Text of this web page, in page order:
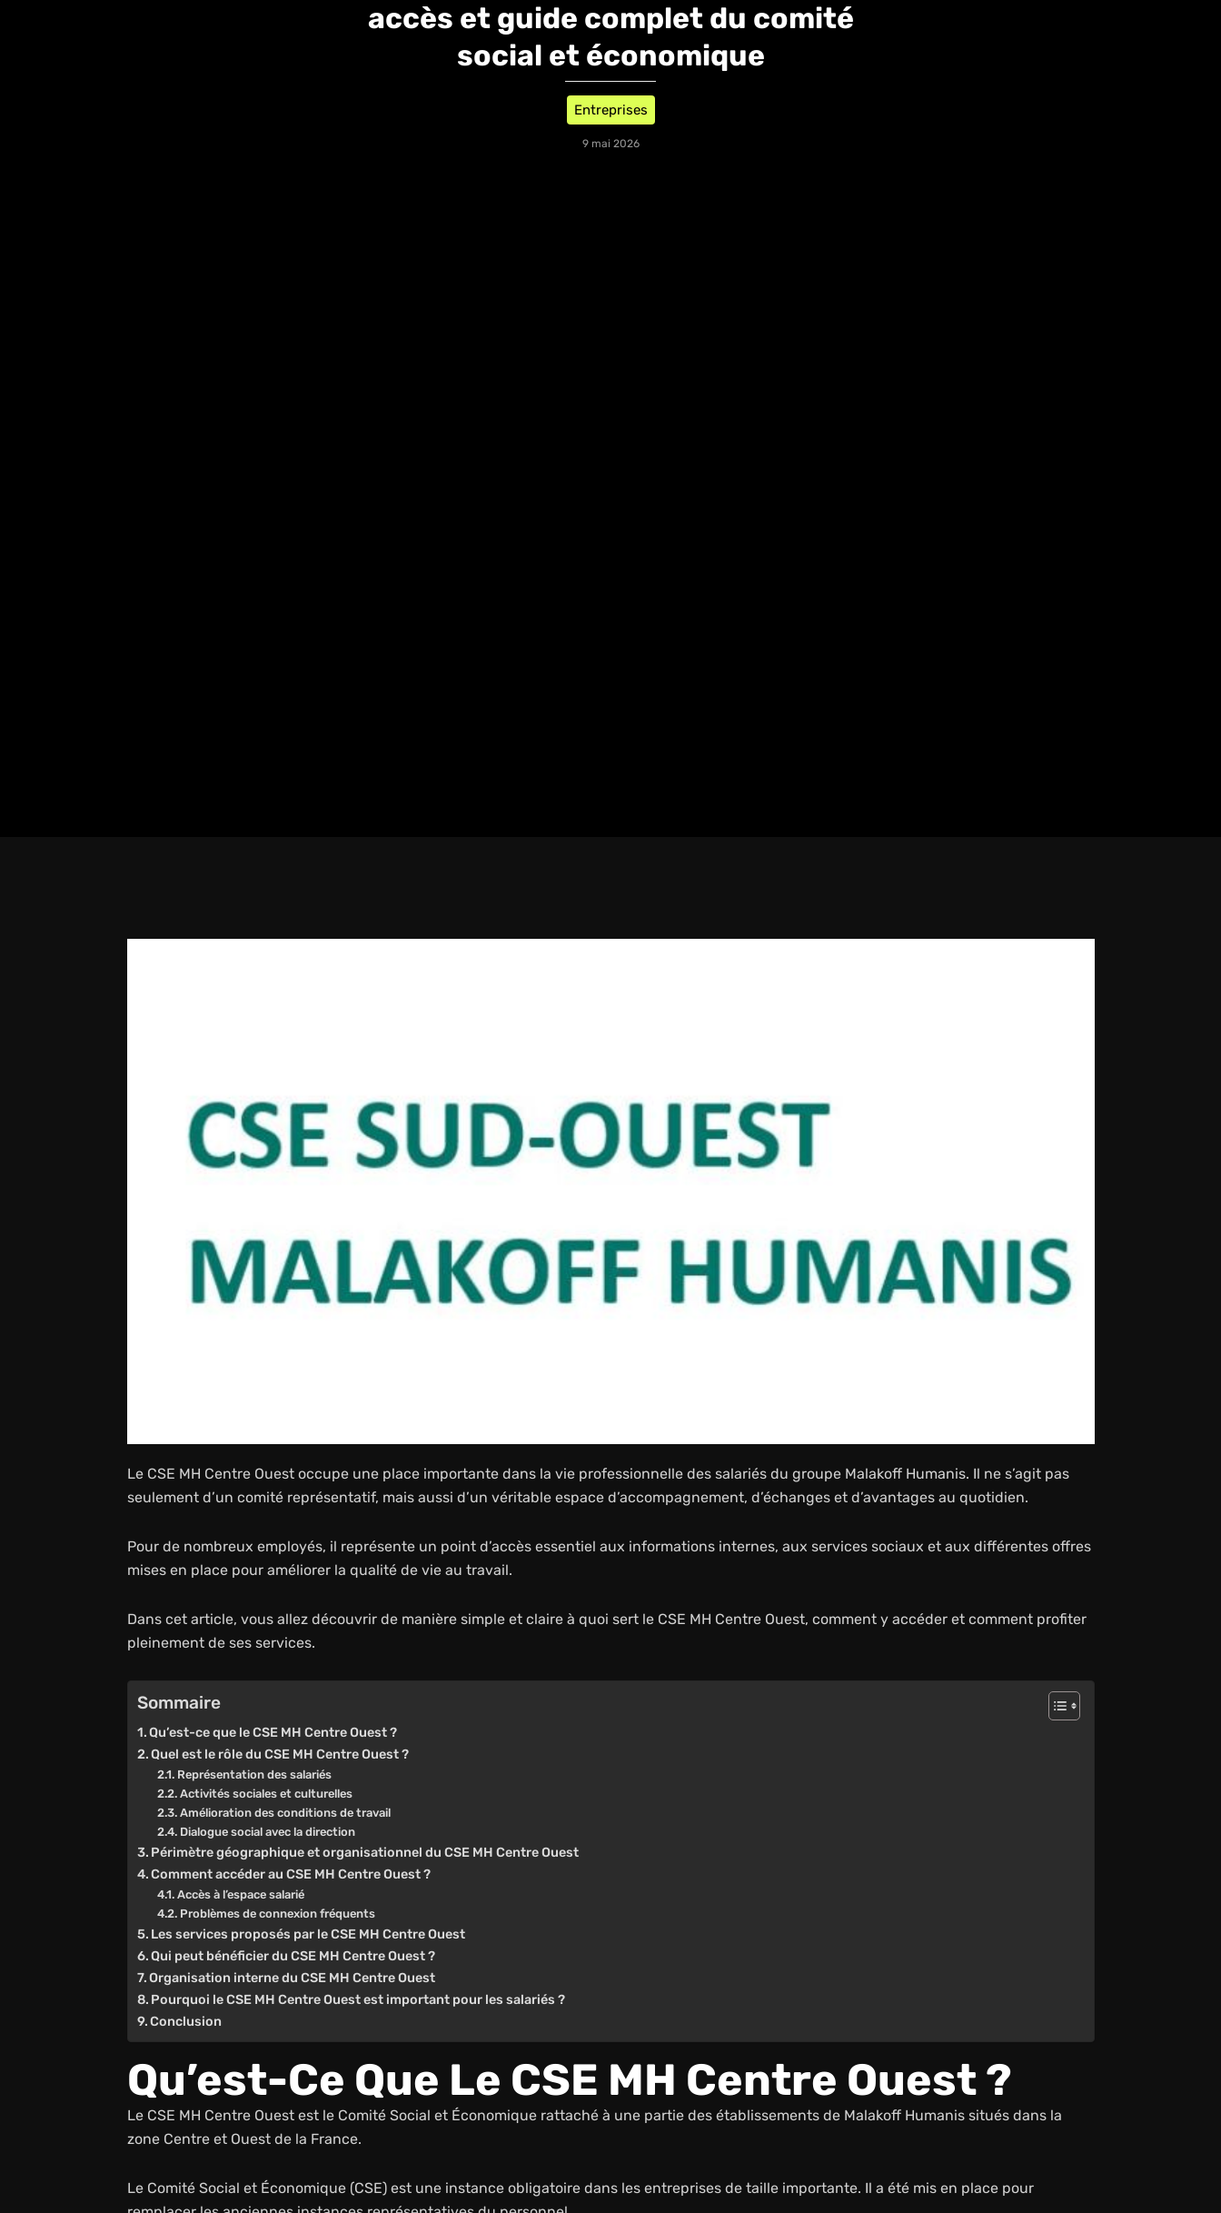
accès et guide complet du comité
social et économique
Entreprises
9 mai 2026
Le CSE MH Centre Ouest occupe une place importante dans la vie professionnelle des salariés du groupe Malakoff Humanis. Il ne s’agit pas
seulement d’un comité représentatif, mais aussi d’un véritable espace d’accompagnement, d’échanges et d’avantages au quotidien.
Pour de nombreux employés, il représente un point d’accès essentiel aux informations internes, aux services sociaux et aux différentes offres
mises en place pour améliorer la qualité de vie au travail.
Dans cet article, vous allez découvrir de manière simple et claire à quoi sert le CSE MH Centre Ouest, comment y accéder et comment profiter
pleinement de ses services.
Sommaire
Qu’est-ce que le CSE MH Centre Ouest ?
Quel est le rôle du CSE MH Centre Ouest ?
Représentation des salariés
Activités sociales et culturelles
Amélioration des conditions de travail
Dialogue social avec la direction
Périmètre géographique et organisationnel du CSE MH Centre Ouest
Comment accéder au CSE MH Centre Ouest ?
Accès à l’espace salarié
Problèmes de connexion fréquents
Les services proposés par le CSE MH Centre Ouest
Qui peut bénéficier du CSE MH Centre Ouest ?
Organisation interne du CSE MH Centre Ouest
Pourquoi le CSE MH Centre Ouest est important pour les salariés ?
Conclusion
Qu’est-Ce Que Le CSE MH Centre Ouest ?
Le CSE MH Centre Ouest est le Comité Social et Économique rattaché à une partie des établissements de Malakoff Humanis situés dans la
zone Centre et Ouest de la France.
Le Comité Social et Économique (CSE) est une instance obligatoire dans les entreprises de taille importante. Il a été mis en place pour